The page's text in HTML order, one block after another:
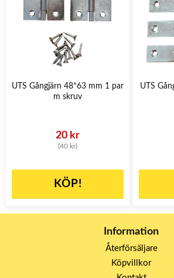
UTS Gångjärn 48*63 mm 1 par
m skruv
20 kr
(40 kr)
KÖP!
UTS
Information
Återförsäljare
Köpvillkor